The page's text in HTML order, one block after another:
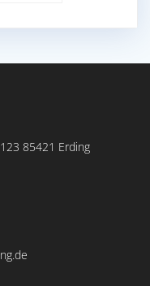
85421 Erding